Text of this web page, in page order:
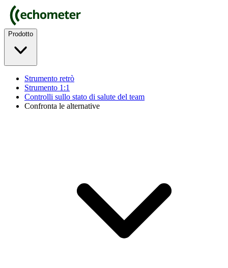
Prodotto
Strumento retrò
Strumento 1:1
Controlli sullo stato di salute del team
Confronta le alternative